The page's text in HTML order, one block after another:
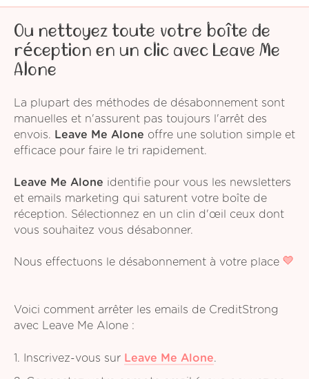
Ou nettoyez toute votre boîte de
réception en un clic avec Leave Me
Alone
La plupart des méthodes de désabonnement sont
manuelles et n'assurent pas toujours l'arrêt des
envois.
Leave Me Alone offre une solution simple et
efficace pour faire le tri rapidement.
Leave Me Alone identifie pour vous les newsletters
et emails marketing qui saturent votre boîte de
réception. Sélectionnez en un clin d'œil ceux dont
vous souhaitez vous désabonner.
Nous effectuons le désabonnement à votre place
Voici comment arrêter les emails de CreditStrong
avec Leave Me Alone :
1. Inscrivez-vous sur Leave Me Alone.